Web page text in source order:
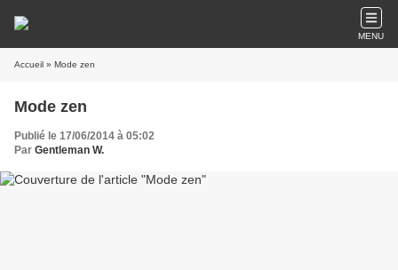
MENU
Accueil » Mode zen
Mode zen
Publié le 17/06/2014 à 05:02
Par Gentleman W.